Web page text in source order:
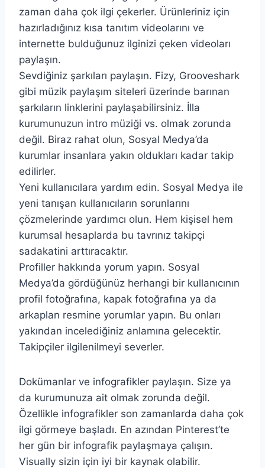
zaman daha çok ilgi çekerler. Ürünleriniz için
hazırladığınız kısa tanıtım videolarını ve
internette bulduğunuz ilginizi çeken videoları
paylaşın.
Sevdiğiniz şarkıları paylaşın. Fizy, Grooveshark
gibi müzik paylaşım siteleri üzerinde barınan
şarkıların linklerini paylaşabilirsiniz. İlla
kurumunuzun intro müziği vs. olmak zorunda
değil. Biraz rahat olun, Sosyal Medya’da
kurumlar insanlara yakın oldukları kadar takip
edilirler.
Yeni kullanıcılara yardım edin. Sosyal Medya ile
yeni tanışan kullanıcıların sorunlarını
çözmelerinde yardımcı olun. Hem kişisel hem
kurumsal hesaplarda bu tavrınız takipçi
sadakatini arttıracaktır.
Profiller hakkında yorum yapın. Sosyal
Medya’da gördüğünüz herhangi bir kullanıcının
profil fotoğrafına, kapak fotoğrafına ya da
arkaplan resmine yorumlar yapın. Bu onları
yakından incelediğiniz anlamına gelecektir.
Takipçiler ilgilenilmeyi severler.
Dokümanlar ve infografikler paylaşın. Size ya
da kurumunuza ait olmak zorunda değil.
Özellikle infografikler son zamanlarda daha çok
ilgi görmeye başladı. En azından Pinterest’te
her gün bir infografik paylaşmaya çalışın.
Visually sizin için iyi bir kaynak olabilir.